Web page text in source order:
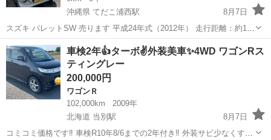
沖縄県 てだこ浦西駅
8月7日
スズキ パレットSW 売ります 平成24年式（2012年） 走行距離：約12
万km 車検：令和9年1月9日まで エンジン・エアコンともに問題なく、
普段使いしています。 外装・は年式相応のキズや使用感はあります
が、全体的に...
沖縄 沖縄市 てだこ浦西駅 その他 エンジン
車検2年👍ターボ✌️外装美車✨4WD ワゴンRス
ティングレー
200,000円
ワゴンＲ
102,000km
2009年
北海道 当別駅
8月7日
コミコミ価格です‼️ 車検R10年8/6までの2年付き‼️ 外装サビ少なくすご